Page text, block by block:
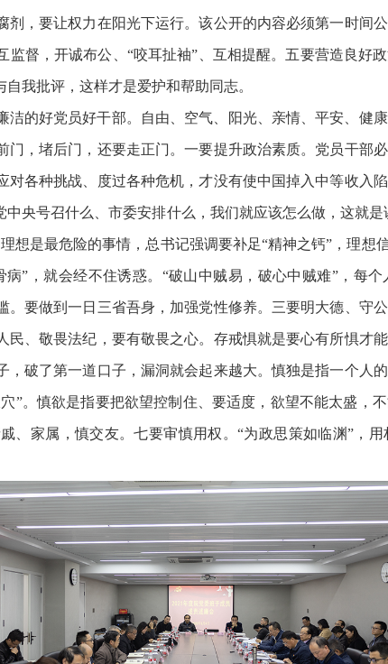
，要让权力在阳光下运行。该公开的内容必须第一时间
督，开诚布公、“咬耳扯袖”、互相提醒。五要营造良好
我批评，这样才是爱护和帮助同志。
的好党员好干部。自由、空气、阳光、亲情、平安、健
，堵后门，还要走正门。一要提升政治素质。党员干部
各种挑战、度过各种危机，才没有使中国掉入中等收入
央号召什么、市委安排什么，我们就应该怎么做，这就
想是最危险的事情，总书记强调要补足“精神之钙”，理想
”，就会经不住诱惑。“破山中贼易，破心中贼难”，每
要做到一日三省吾身，加强党性修养。三要明大德、守
、敬畏法纪，要有敬畏之心。存戒惧就是要心有所惧才
破了第一道口子，漏洞就会起来越大。慎独是指一个人
”。慎欲是指要把欲望控制住、要适度，欲望不能太盛，
、家属，慎交友。七要审慎用权。“为政思策如临渊”，